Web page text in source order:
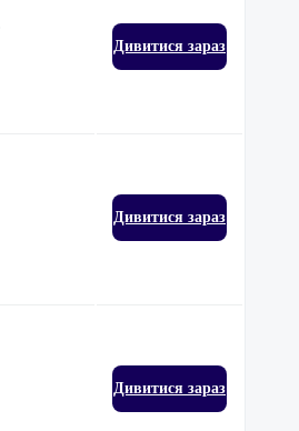
Дивитися зараз
Дивитися зараз
Дивитися зараз